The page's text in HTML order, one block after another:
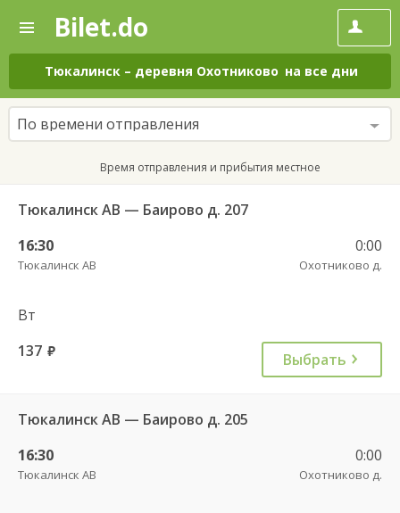
—
Поиск
и
покупка
билетов
на
автобус
онлайн
Bilet.do
Тюкалинск – деревня Охотниково на все дни
По времени отправления
Время отправления и прибытия местное
Тюкалинск АВ — Баирово д. 207
16:30
Тюкалинск АВ
0:00
Охотниково д.
Вт
137 руб. Выбрать
Тюкалинск АВ — Баирово д. 205
16:30
Тюкалинск АВ
0:00
Охотниково д.